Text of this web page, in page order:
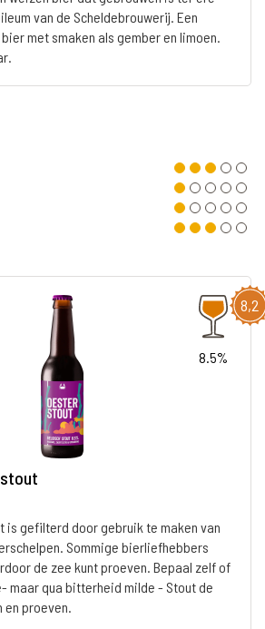
van de Scheldebrouwerij. Een
met smaken als gember en limoen.
8,2
8.5%
is gefilterd door gebruik te maken van
Sommige bierliefhebbers
de zee kunt proeven. Bepaal zelf of
maar qua bitterheid milde - Stout de
en proeven.